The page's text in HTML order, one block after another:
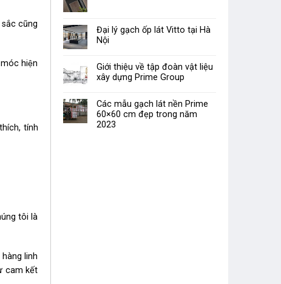
cũng
hiện
tính
tôi là
linh
cam kết
Đại lý gạch ốp lát Vitto tại Hà
Nội
Giới thiệu về tập đoàn vật liệu
xây dựng Prime Group
Các mẫu gạch lát nền Prime
60×60 cm đẹp trong năm
2023